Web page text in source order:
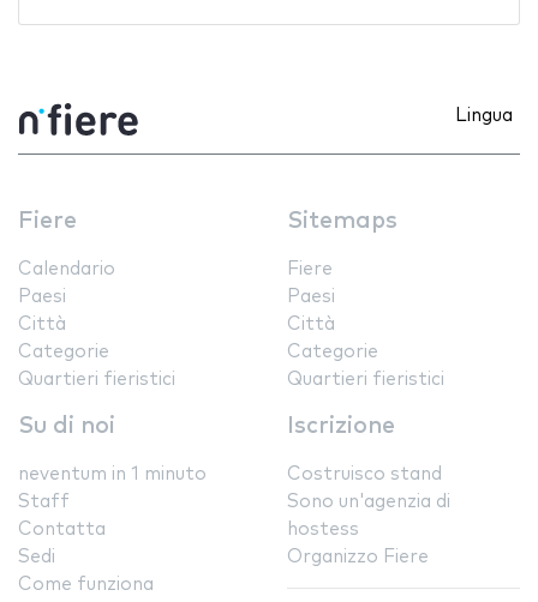
Lingua
Fiere
Calendario
Paesi
Città
Categorie
Quartieri fieristici
Sitemaps
Fiere
Paesi
Città
Categorie
Quartieri fieristici
Su di noi
neventum in 1 minuto
Staff
Contatta
Sedi
Come funziona
Iscrizione
Costruisco stand
Sono un'agenzia di
hostess
Organizzo Fiere